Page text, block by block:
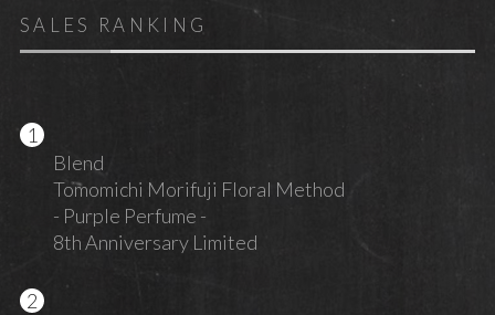
SALES RANKING
Blend
Tomomichi Morifuji Floral Method
- Purple Perfume -
8th Anniversary Limited